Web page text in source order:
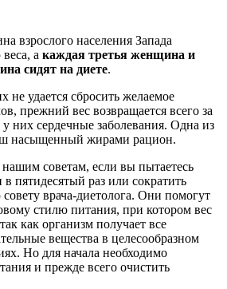
взрослого населения Запада
а каждая третья женщина и
сидят на диете.
удается сбросить желаемое
прежний вес возвращается всего за
них сердечные заболевания. Одна из
насыщенный жирами рацион.
советам, если вы пытаетесь
пятидесятый раз или сократить
врача-диетолога. Они помогут
стилю питания, при котором вес
как организм получает все
вещества в целесообразном
Но для начала необходимо
и прежде всего очистить